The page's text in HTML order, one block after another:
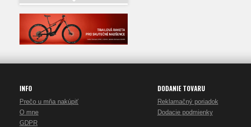
Navleky na topánky
26,- €
Detail
INFO
Prečo u mňa nakúpiť
O mne
GDPR
DODANIE TOVARU
Reklamačný poriadok
Dodacie podmienky